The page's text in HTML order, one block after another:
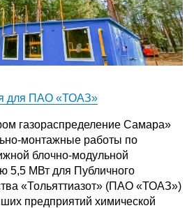
для ПАО «ТОАЗ»
газораспределение Самара»
монтажные работы по
блочно-модульной
5,5 МВт для Публичного
«Тольяттиазот» (ПАО «ТОАЗ»)
предприятий химической